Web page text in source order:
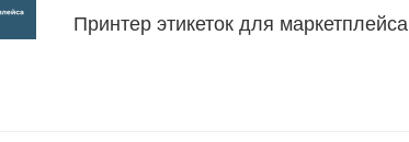
Принтер этикеток для маркетплейса